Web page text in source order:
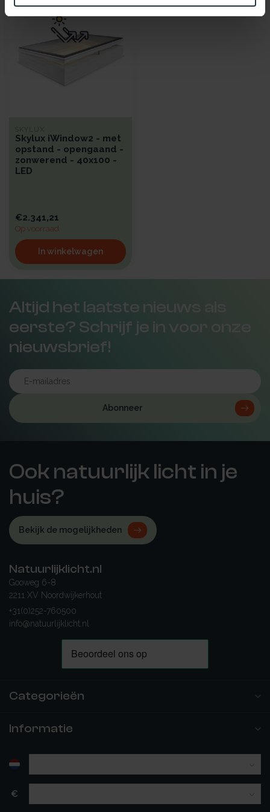
SKYLUX
Skylux iWindow2 - met
opstand - opengaand -
zonwerend - 40x100 -
LED
€2.341,21
Op voorraad
In winkelwagen
Altijd het laatste nieuws als
eerste? Schrijf je in voor onze
nieuwsbrief!
Abonneer
Ook natuurlijk licht in je
huis?
Bekijk de mogelijkheden
Natuurlijklicht.nl
Gooweg 6-8
2211 XV Noordwijkerhout
+31(0)252-760500
info@natuurlijklicht.nl
Categorieën
Informatie
€